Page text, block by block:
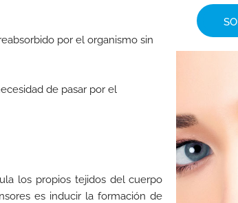
por el organismo sin
de pasar por el
los propios tejidos del cuerpo
es inducir la formación de